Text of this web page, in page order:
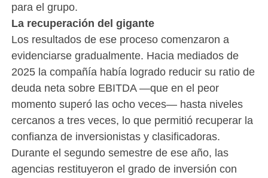
para el grupo.
La recuperación del gigante
Los resultados de ese proceso comenzaron a
evidenciarse gradualmente. Hacia mediados de
2025 la compañía había logrado reducir su ratio de
deuda neta sobre EBITDA —que en el peor
momento superó las ocho veces— hasta niveles
cercanos a tres veces, lo que permitió recuperar la
confianza de inversionistas y clasificadoras.
Durante el segundo semestre de ese año, las
agencias restituyeron el grado de inversión con